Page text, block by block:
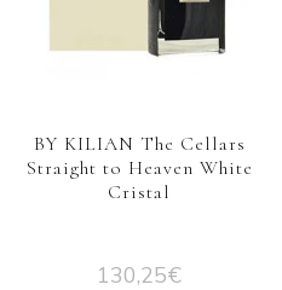
BY KILIAN The Cellars
Straight to Heaven White
Cristal
130,25€